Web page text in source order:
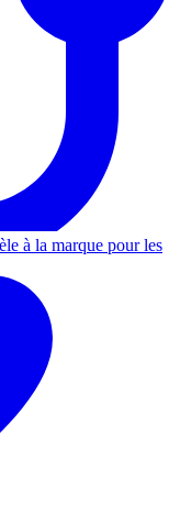
à la marque pour les